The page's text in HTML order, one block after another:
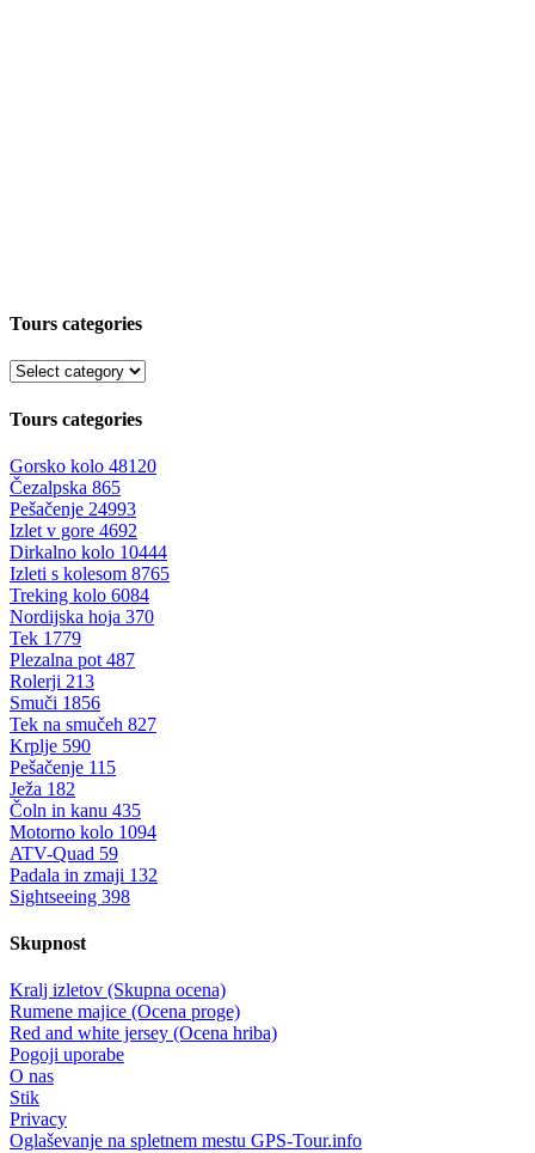
Tours categories
Tours categories
Gorsko kolo 48120
Čezalpska 865
Pešačenje 24993
Izlet v gore 4692
Dirkalno kolo 10444
Izleti s kolesom 8765
Treking kolo 6084
Nordijska hoja 370
Tek 1779
Plezalna pot 487
Rolerji 213
Smuči 1856
Tek na smučeh 827
Krplje 590
Pešačenje 115
Ježa 182
Čoln in kanu 435
Motorno kolo 1094
ATV-Quad 59
Padala in zmaji 132
Sightseeing 398
Skupnost
Kralj izletov (Skupna ocena)
Rumene majice (Ocena proge)
Red and white jersey (Ocena hriba)
Pogoji uporabe
O nas
Stik
Privacy
Oglaševanje na spletnem mestu GPS-Tour.info